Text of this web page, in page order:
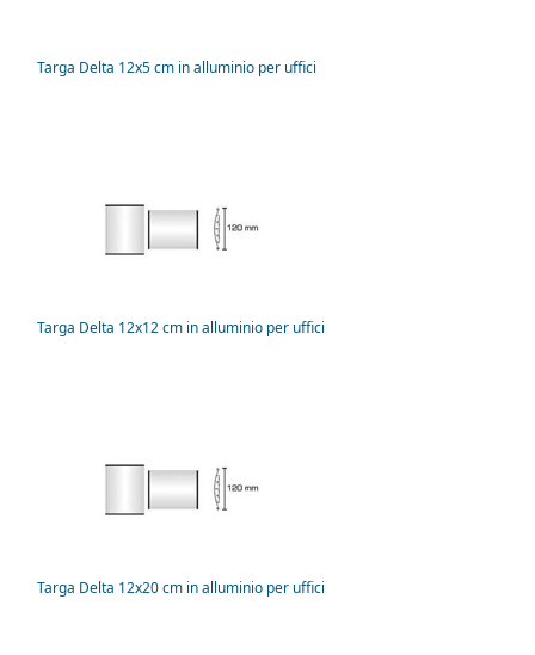
Targa Delta 12x5 cm in alluminio per uffici
Targa Delta 12x12 cm in alluminio per uffici
Targa Delta 12x20 cm in alluminio per uffici